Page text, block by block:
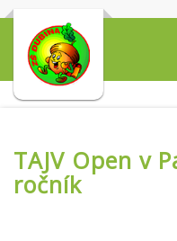
TAJV Open v
ročník